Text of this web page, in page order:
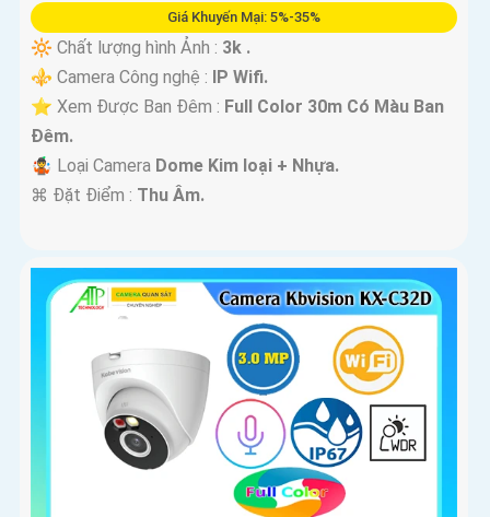
Giá Khuyến Mại: 5%-35%
🔆 Chất lượng hình Ảnh : 3k .
⚜️ Camera Công nghệ : IP Wifi.
⭐ Xem Được Ban Đêm : Full Color 30m Có Màu Ban
Ðêm.
🤹 Loại Camera Dome Kim loại + Nhựa.
️⌘ Đặt Điểm : Thu Âm.